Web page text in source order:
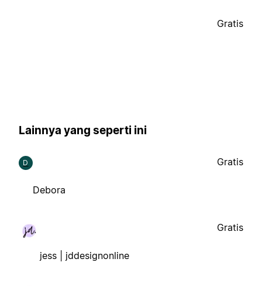
Gratis
Lainnya yang seperti ini
D
Debora
Gratis
jess | jddesignonline
Gratis